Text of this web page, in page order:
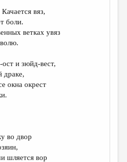
вяз,
боли.
ветках увяз
ост и зюйд-вест,
драке,
окна окрест
во двор
шляется вор